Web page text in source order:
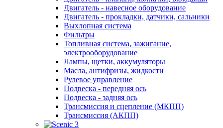
Двигатель - навесное оборудование
Двигатель - прокладки, датчики, сальники
Выхлопная система
Фильтры
Топливная система, зажигание,
электрооборудование
Лампы, щетки, аккумуляторы
Масла, антифризы, жидкости
Рулевое управление
Подвеска - передняя ось
Подвеска - задняя ось
Трансмиссия и сцепление (МКПП)
Трансмиссия (АКПП)